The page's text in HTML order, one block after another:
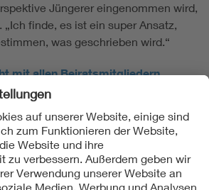
Jüngerer eingenommen wird,
finde, es ist ein super Ansatz,
was geschrieben wird.“
mit allen Beiratsmitgliedern